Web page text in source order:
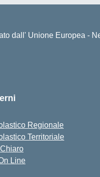
Regionale
Territoriale
Line